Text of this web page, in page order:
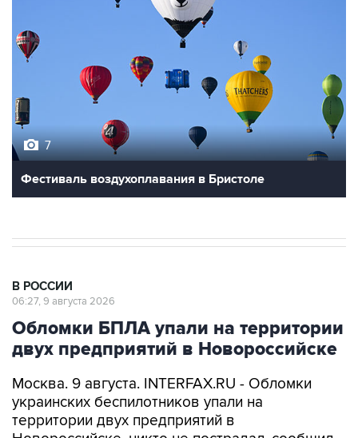
7
Фестиваль воздухоплавания в Бристоле
В РОССИИ
06:27, 9 августа 2026
Обломки БПЛА упали на территории
двух предприятий в Новороссийске
Москва. 9 августа. INTERFAX.RU - Обломки
украинских беспилотников упали на
территории двух предприятий в